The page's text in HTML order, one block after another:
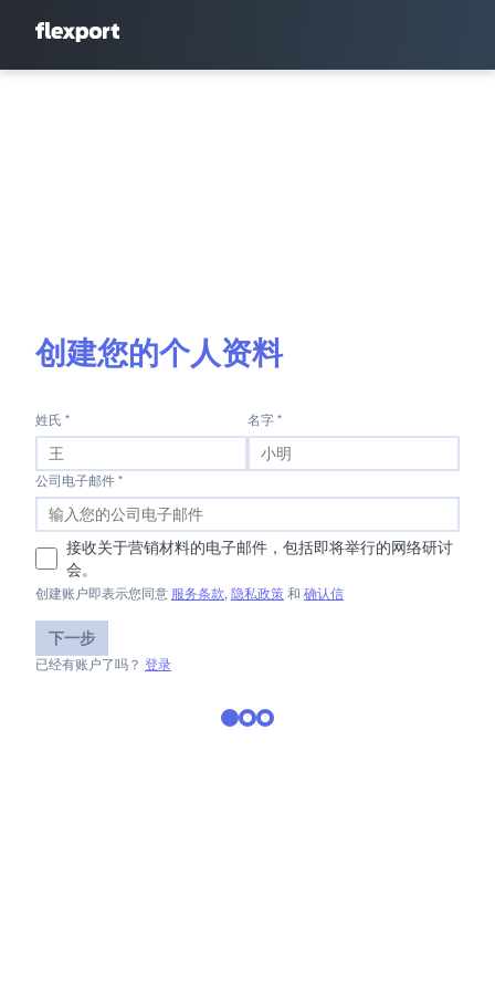
创建您的个人资料
姓氏 * 名字 *
公司电子邮件 *
接收关于营销材料的电子邮件，包括即将举行的网络研讨
会。
创建账户即表示您同意 服务条款, 隐私政策 和 确认信
下一步
已经有账户了吗？ 登录